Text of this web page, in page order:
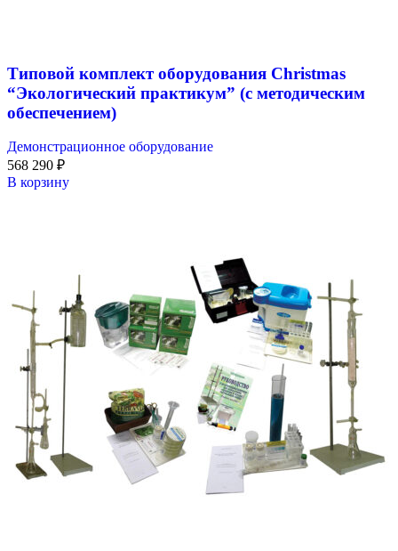
Типовой комплект оборудования Christmas
“Экологический практикум” (с методическим
обеспечением)
Демонстрационное оборудование
568 290 ₽
В корзину